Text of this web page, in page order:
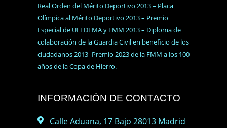
Real Orden del Mérito Deportivo 2013 – Placa
Olímpica al Mérito Deportivo 2013 – Premio
Especial de UFEDEMA y FMM 2013 – Diploma de
colaboración de la Guardia Civil en beneficio de los
ciudadanos 2013- Premio 2023 de la FMM a los 100
años de la Copa de Hierro.
INFORMACIÓN DE CONTACTO
Calle Aduana, 17 Bajo 28013 Madrid